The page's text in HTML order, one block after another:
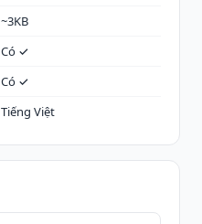
~3KB
Có ✓
Có ✓
Tiếng Việt